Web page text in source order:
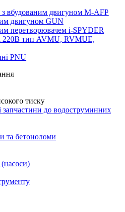
з вбудованим двигуном M-AFP
двигуном GUN
перетворювачем i-SPYDER
220B тип AVMU, RVMUE,
PNU
тиску
запчастини до водоструминних
та бетоноломи